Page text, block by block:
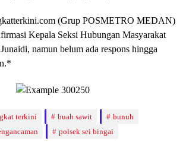
(Grup POSMETRO MEDAN)
Kepala Seksi Hubungan Masyarakat
namun belum ada respons hingga
terkini buah sawit
bunuh
polsek sei bingai